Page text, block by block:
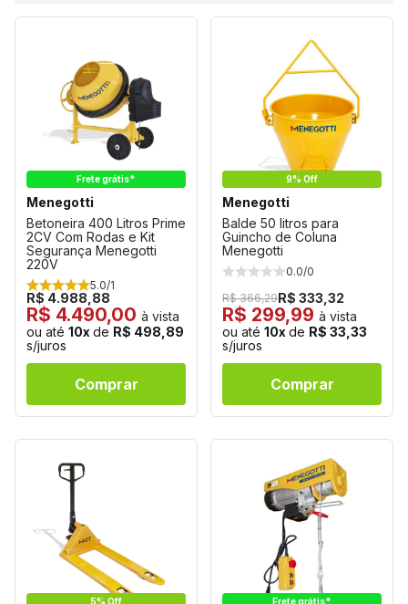
Frete grátis*
Menegotti
Betoneira 400 Litros Prime
2CV Com Rodas e Kit
Segurança Menegotti
220V
5.0/1
R$ 4.988,88
R$ 4.490,00 à vista
ou até 10x de R$ 498,89
s/juros
Comprar
9% Off
Menegotti
Balde 50 litros para
Guincho de Coluna
Menegotti
0.0/0
R$ 366,29R$ 333,32
R$ 299,99 à vista
ou até 10x de R$ 33,33
s/juros
Comprar
5% Off Frete grátis*